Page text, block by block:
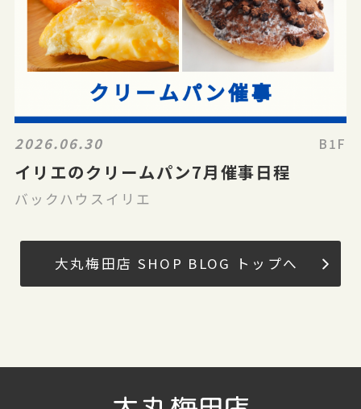
2026.06.30 B1F
イリエのクリームパン7月催事日程
バックハウスイリエ
大丸梅田店 SHOP BLOG トップへ